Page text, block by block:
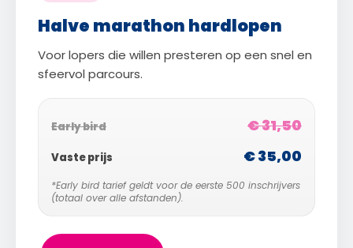
Halve marathon hardlopen
Voor lopers die willen presteren op een snel en
sfeervol parcours.
Early bird € 31,50
Vaste prijs € 35,00
*Early bird tarief geldt voor de eerste 500 inschrijvers
(totaal over alle afstanden).